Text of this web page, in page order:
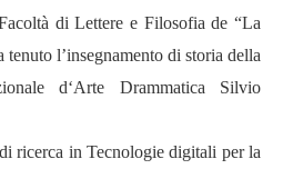
à di Lettere e Filosofia de“La
tenuto l’insegnamento di storia della
d‘Arte Drammatica Silvio
ricerca in Tecnologie digitali per la